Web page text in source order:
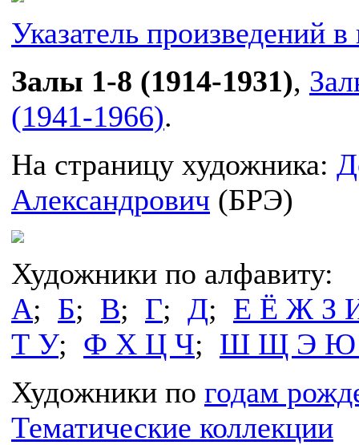
Указатель произведений
Залы 1-8 (1914-1931),
(1941-1966).
На страницу художника:
Александрович (БРЭ)
Художники по алфавиту:
А; Б; В; Г; Д; Е Ё Ж З
Т У; Ф Х Ц Ч; Ш Щ Э Ю
Художники по годам
Тематические коллекции